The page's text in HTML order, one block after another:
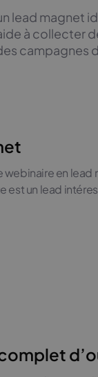
lead magnet
à collecter
campagnes
webinaire en
est un lead